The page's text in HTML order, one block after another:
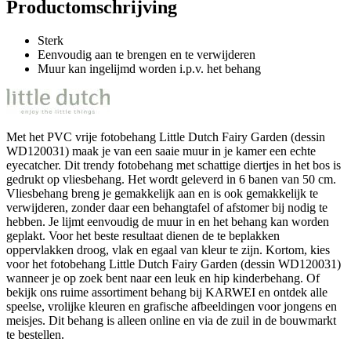
Productomschrijving
Sterk
Eenvoudig aan te brengen en te verwijderen
Muur kan ingelijmd worden i.p.v. het behang
Met het PVC vrije fotobehang Little Dutch Fairy Garden (dessin
WD120031) maak je van een saaie muur in je kamer een echte
eyecatcher. Dit trendy fotobehang met schattige diertjes in het bos is
gedrukt op vliesbehang. Het wordt geleverd in 6 banen van 50 cm.
Vliesbehang breng je gemakkelijk aan en is ook gemakkelijk te
verwijderen, zonder daar een behangtafel of afstomer bij nodig te
hebben. Je lijmt eenvoudig de muur in en het behang kan worden
geplakt. Voor het beste resultaat dienen de te beplakken
oppervlakken droog, vlak en egaal van kleur te zijn. Kortom, kies
voor het fotobehang Little Dutch Fairy Garden (dessin WD120031)
wanneer je op zoek bent naar een leuk en hip kinderbehang. Of
bekijk ons ruime assortiment behang bij KARWEI en ontdek alle
speelse, vrolijke kleuren en grafische afbeeldingen voor jongens en
meisjes. Dit behang is alleen online en via de zuil in de bouwmarkt
te bestellen.